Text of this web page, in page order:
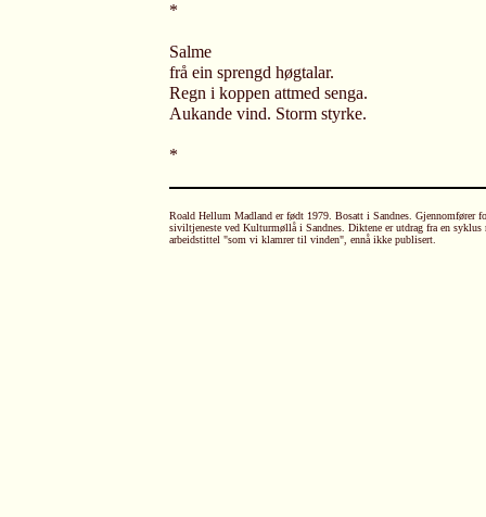
*
Salme
frå ein sprengd høgtalar.
Regn i koppen attmed senga.
Aukande vind. Storm styrke.
*
Roald Hellum Madland er født 1979. Bosatt i Sandnes. Gjennomfører
siviltjeneste ved Kulturmøllå i Sandnes. Diktene er utdrag fra en syklus
arbeidstittel "som vi klamrer til vinden", ennå ikke publisert.